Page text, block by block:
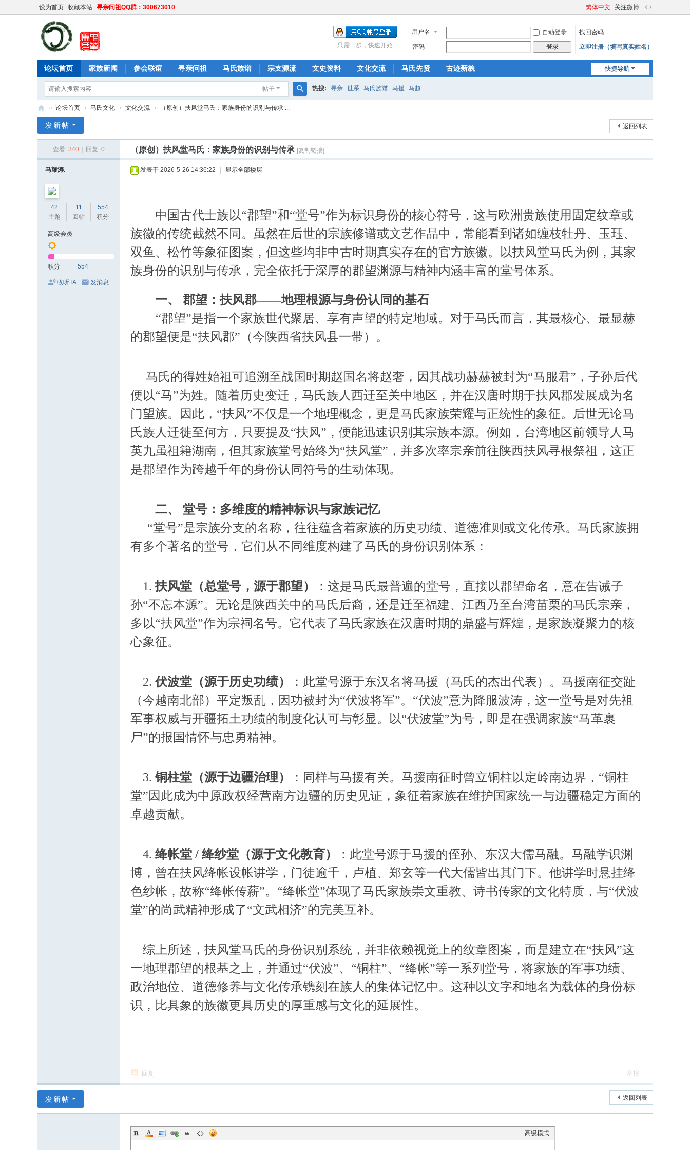
设为首页 收藏本站 寻亲问祖QQ群：300673010 繁体中文 关注微博
切
宽
用户名 自动登录
找回密码
密码
登录 立即注册（填写真实姓名）
只需一步，快速开始
快捷导航
论坛首页 家族新闻 参会联谊 寻亲问祖 马氏族谱 宗支源流 文史资料 文化交流 马氏先贤 古迹新貌
帖子 热搜: 寻亲 世系 马氏族谱 马援 马超
华
» 论坛首页 › 马氏文化 › 文化交流 › （原创）扶风堂马氏：家族身份的识别与传承 ...
返回列表
发新帖
查看: 340 回复: 0 （原创）扶风堂马氏：家族身份的识别与传承 [复制链接]
马耀涛.
42
主题
11
回帖
554
积分
高级会员
积分 554
收听TA 发消息
发表于 2026-5-26 14:36:22 显示全部楼层
中国古代士族以“郡望”和“堂号”作为标识身份的核心符号，这与欧洲贵族使用固定纹章或
族徽的传统截然不同。虽然在后世的宗族修谱或文艺作品中，常能看到诸如缠枝牡丹、玉珏、
双鱼、松竹等象征图案，但这些均非中古时期真实存在的官方族徽。以扶风堂马氏为例，其家
族身份的识别与传承，完全依托于深厚的郡望渊源与精神内涵丰富的堂号体系。
一、 郡望：扶风郡——地理根源与身份认同的基石
“郡望”是指一个家族世代聚居、享有声望的特定地域。对于马氏而言，其最核心、最显赫
的郡望便是“扶风郡”（今陕西省扶风县一带）。
马氏的得姓始祖可追溯至战国时期赵国名将赵奢，因其战功赫赫被封为“马服君”，子孙后代
便以“马”为姓。随着历史变迁，马氏族人西迁至关中地区，并在汉唐时期于扶风郡发展成为名
门望族。因此，“扶风”不仅是一个地理概念，更是马氏家族荣耀与正统性的象征。后世无论马
氏族人迁徙至何方，只要提及“扶风”，便能迅速识别其宗族本源。例如，台湾地区前领导人马
英九虽祖籍湖南，但其家族堂号始终为“扶风堂”，并多次率宗亲前往陕西扶风寻根祭祖，这正
是郡望作为跨越千年的身份认同符号的生动体现。
二、 堂号：多维度的精神标识与家族记忆
“堂号”是宗族分支的名称，往往蕴含着家族的历史功绩、道德准则或文化传承。马氏家族拥
有多个著名的堂号，它们从不同维度构建了马氏的身份识别体系：
1.扶风堂（总堂号，源于郡望）
：这是马氏最普遍的堂号，直接以郡望命名，意在告诫子
孙“不忘本源”。无论是陕西关中的马氏后裔，还是迁至福建、江西乃至台湾苗栗的马氏宗亲，
多以“扶风堂”作为宗祠名号。它代表了马氏家族在汉唐时期的鼎盛与辉煌，是家族凝聚力的核
心象征。
2.伏波堂（源于历史功绩）
：此堂号源于东汉名将马援（马氏的杰出代表）。马援南征交趾
（今越南北部）平定叛乱，因功被封为“伏波将军”。“伏波”意为降服波涛，这一堂号是对先祖
军事权威与开疆拓土功绩的制度化认可与彰显。以“伏波堂”为号，即是在强调家族“马革裹
尸”的报国情怀与忠勇精神。
3.铜柱堂（源于边疆治理）
：同样与马援有关。马援南征时曾立铜柱以定岭南边界，“铜柱
堂”因此成为中原政权经营南方边疆的历史见证，象征着家族在维护国家统一与边疆稳定方面的
卓越贡献。
4. 绛帐堂 / 绛纱堂（源于文化教育）
：此堂号源于马援的侄孙、东汉大儒马融。马融学识渊
博，曾在扶风绛帐设帐讲学，门徒逾千，卢植、郑玄等一代大儒皆出其门下。他讲学时悬挂绛
色纱帐，故称“绛帐传薪”。“绛帐堂”体现了马氏家族崇文重教、诗书传家的文化特质，与“伏波
堂”的尚武精神形成了“文武相济”的完美互补。
综上所述，扶风堂马氏的身份识别系统，并非依赖视觉上的纹章图案，而是建立在“扶风”这
一地理郡望的根基之上，并通过“伏波”、“铜柱”、“绛帐”等一系列堂号，将家族的军事功绩、
政治地位、道德修养与文化传承镌刻在族人的集体记忆中。这种以文字和地名为载体的身份标
识，比具象的族徽更具历史的厚重感与文化的延展性。
回复 举报
返回列表
发新帖
高级模式